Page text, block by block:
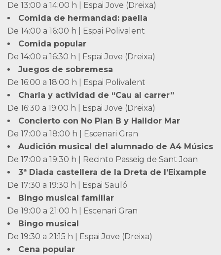
De 13:00 a 14:00 h | Espai Jove (Dreixa)
Comida de hermandad: paella
De 14:00 a 16:00 h | Espai Polivalent
Comida popular
De 14:00 a 16:30 h | Espai Jove (Dreixa)
Juegos de sobremesa
De 16:00 a 18:00 h | Espai Polivalent
Charla y actividad de “Cau al carrer”
De 16:30 a 19:00 h | Espai Jove (Dreixa)
Concierto con No Plan B y Halldor Mar
De 17:00 a 18:00 h | Escenari Gran
Audición musical del alumnado de A4 Músics
De 17:00 a 19:30 h | Recinto Passeig de Sant Joan
3ª Diada castellera de la Dreta de l’Eixample
De 17:30 a 19:30 h | Espai Sauló
Bingo musical familiar
De 19:00 a 21:00 h | Escenari Gran
Bingo musical
De 19:30 a 21:15 h | Espai Jove (Dreixa)
Cena popular